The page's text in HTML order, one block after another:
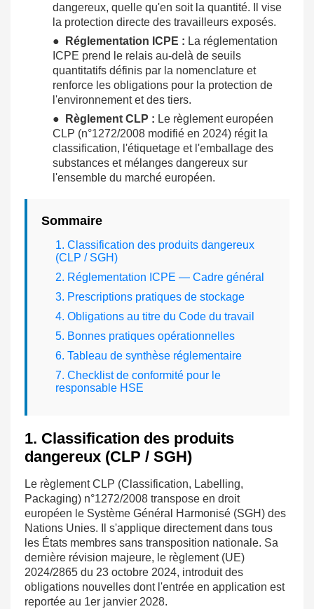
dangereux, quelle qu'en soit la quantité. Il vise
la protection directe des travailleurs exposés.
●
Réglementation ICPE : La réglementation
ICPE prend le relais au-delà de seuils
quantitatifs définis par la nomenclature et
renforce les obligations pour la protection de
l'environnement et des tiers.
●
Règlement CLP : Le règlement européen
CLP (n°1272/2008 modifié en 2024) régit la
classification, l'étiquetage et l'emballage des
substances et mélanges dangereux sur
l'ensemble du marché européen.
Sommaire
1. Classification des produits dangereux
(CLP / SGH)
2. Réglementation ICPE — Cadre général
3. Prescriptions pratiques de stockage
4. Obligations au titre du Code du travail
5. Bonnes pratiques opérationnelles
6. Tableau de synthèse réglementaire
7. Checklist de conformité pour le
responsable HSE
1. Classification des produits
dangereux (CLP / SGH)
Le règlement CLP (Classification, Labelling,
Packaging) n°1272/2008 transpose en droit
européen le Système Général Harmonisé (SGH) des
Nations Unies. Il s'applique directement dans tous
les États membres sans transposition nationale. Sa
dernière révision majeure, le règlement (UE)
2024/2865 du 23 octobre 2024, introduit des
obligations nouvelles dont l'entrée en application est
reportée au 1er janvier 2028.